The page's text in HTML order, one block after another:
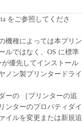
めの非独占的権利を
にネットワークを通じ
の使用者に対して「本
ンピューターの使用者
の履行に関し全責任を
用するためのバックア
できます。
キヤノンのライセンサ
ず、本契約書によって
をご参照してくださ
機種によっては本プリン
ルではなく、OS に標準
優先してインストール
ノン製プリンタードライ
ーの ［プリンターの追
ンターのプロパティダイ
イルを変更または新規追